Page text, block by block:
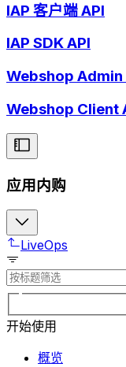
IAP 客户端 API
IAP SDK API
Webshop Admin
Webshop Client
应用内购
LiveOps
开始使用
概览